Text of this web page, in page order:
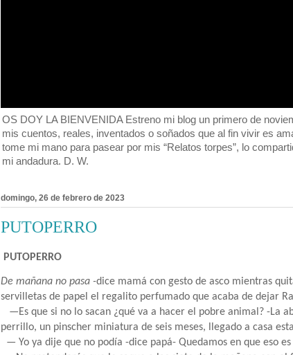
OS DOY LA BIENVENIDA Estreno mi blog un primero de
mis cuentos, reales, inventados o soñados que al fin vivir es
tome mi mano para pasear por mis “Relatos torpes”, lo
mi andadura. D. W.
domingo, 26 de febrero de 2023
PUTOPERRO
PUTOPERRO
De mañana no pasa -dice mamá con gesto de asco mientras
servilletas de papel el regalito perfumado que acaba de dejar
—Es que si no lo sacan ¿qué va a hacer el pobre animal? -La
perrillo, un pinscher miniatura de seis meses, llegado a casa
— Yo ya dije que no podía -dice papá- Quedamos en que eso